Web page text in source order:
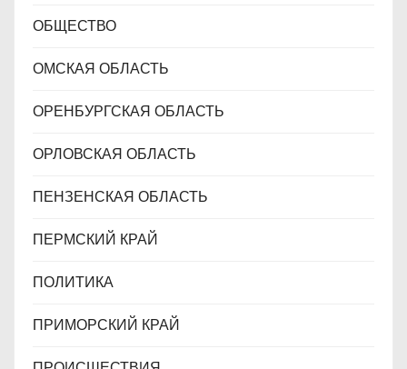
ОБЩЕСТВО
ОМСКАЯ ОБЛАСТЬ
ОРЕНБУРГСКАЯ ОБЛАСТЬ
ОРЛОВСКАЯ ОБЛАСТЬ
ПЕНЗЕНСКАЯ ОБЛАСТЬ
ПЕРМСКИЙ КРАЙ
ПОЛИТИКА
ПРИМОРСКИЙ КРАЙ